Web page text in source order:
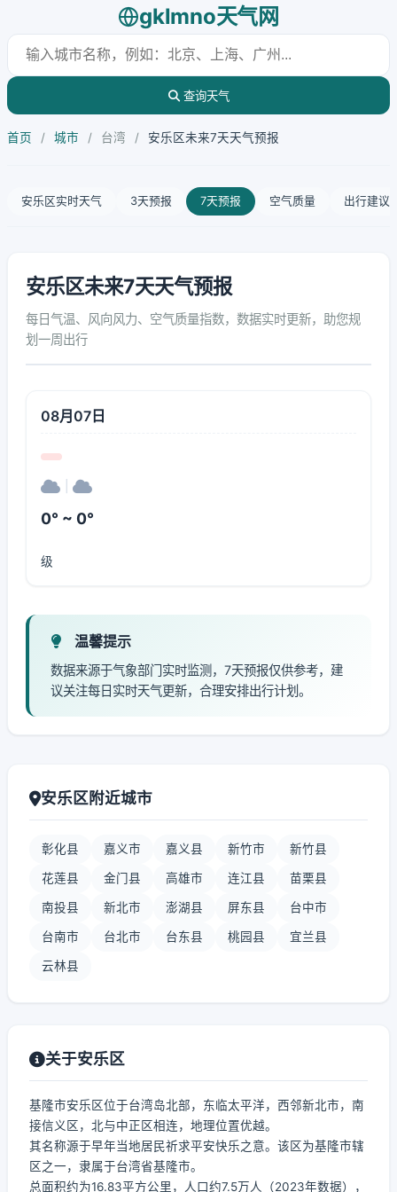
gklmno天气网
查询天气
首页 / 城市 / 台湾 / 安乐区未来7天天气预报
安乐区实时天气 3天预报 7天预报 空气质量 出行建议
安乐区未来7天天气预报
每日气温、风向风力、空气质量指数，数据实时更新，助您规
划一周出行
08月07日
0° ~ 0°
级
温馨提示
数据来源于气象部门实时监测，7天预报仅供参考，建
议关注每日实时天气更新，合理安排出行计划。
安乐区附近城市
彰化县 嘉义市 嘉义县 新竹市 新竹县
花莲县 金门县 高雄市 连江县 苗栗县
南投县 新北市 澎湖县 屏东县 台中市
台南市 台北市 台东县 桃园县 宜兰县
云林县
关于安乐区
基隆市安乐区位于台湾岛北部，东临太平洋，西邻新北市，南
接信义区，北与中正区相连，地理位置优越。
其名称源于早年当地居民祈求平安快乐之意。该区为基隆市辖
区之一，隶属于台湾省基隆市。
总面积约为16.83平方公里，人口约7.5万人（2023年数据），